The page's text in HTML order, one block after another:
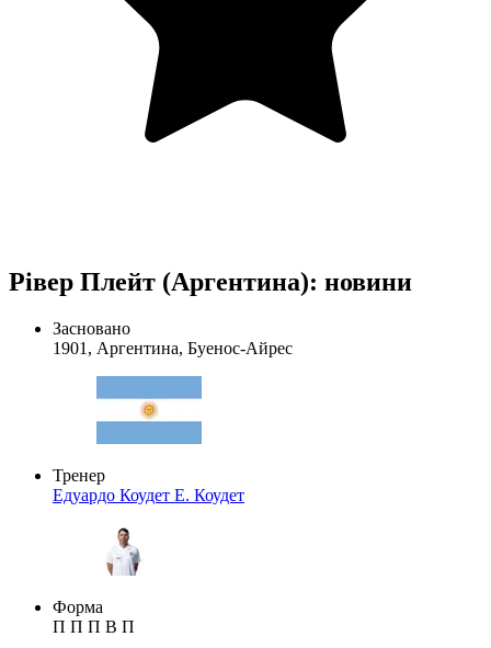
Рівер Плейт (Аргентина): новини
Засновано
1901, Аргентина, Буенос-Айрес
Тренер
Едуардо Коудет Е. Коудет
Форма
П П П В П